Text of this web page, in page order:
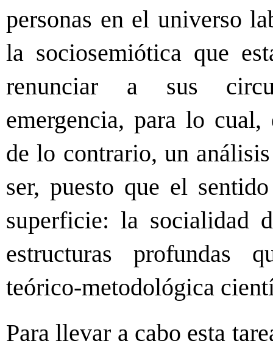
personas en el universo
la sociosemiótica que
renunciar a sus
emergencia, para lo
de lo contrario, un
ser, puesto que el
superficie: la socialidad
estructuras profundas
teórico-metodológica
Para llevar a cabo esta